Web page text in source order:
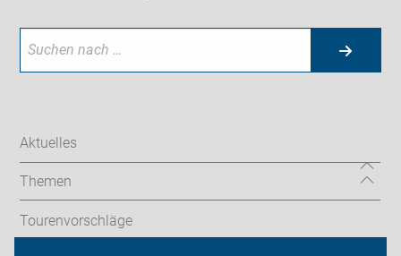
Aktuelles
Themen
Tourenvorschläge